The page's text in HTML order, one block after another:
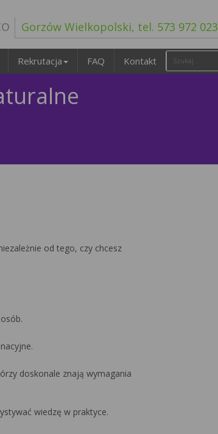
Gorzów Wielkopolski, tel. 573 972 023
Rekrutacja FAQ Kontakt
od tego, czy chcesz
doskonale znają wymagania
wiedzę w praktyce.